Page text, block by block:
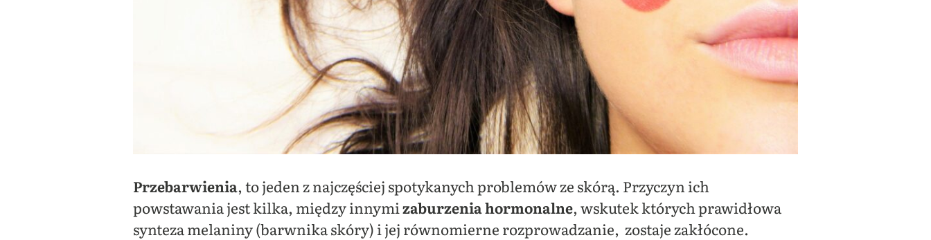
Przebarwienia, to jeden z najczęściej spotykanych problemów ze skórą. Przyczyn ich
powstawania jest kilka, między innymizaburzenia hormonalne, wskutek których prawidłowa
synteza melaniny (barwnika skóry) i jej równomierne rozprowadzanie, zostaje zakłócone.